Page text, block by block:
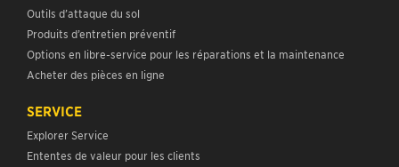
Outils d’attaque du sol
Produits d’entretien préventif
Options en libre-service pour les réparations et la maintenance
Acheter des pièces en ligne
SERVICE
Explorer Service
Ententes de valeur pour les clients